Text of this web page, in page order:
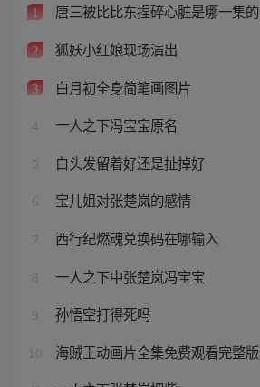
1 唐三被比比东捏碎心脏是哪一集的
2 狐妖小红娘现场演出
3 白月初全身简笔画图片
4 一人之下冯宝宝原名
5 白头发留着好还是扯掉好
6 宝儿姐对张楚岚的感情
7 西行纪燃魂兑换码在哪输入
8 一人之下中张楚岚冯宝宝
9 孙悟空打得死吗
10 海贼王动画片全集免费观看完整版